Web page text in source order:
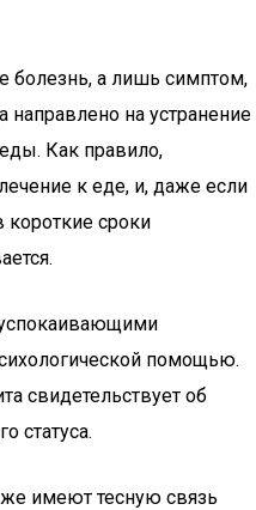
болезнь, а лишь симптом,
направлено на устранение
Как правило,
к еде, и, даже если
сроки
помощью.
свидетельствует об
статуса.
имеют тесную связь